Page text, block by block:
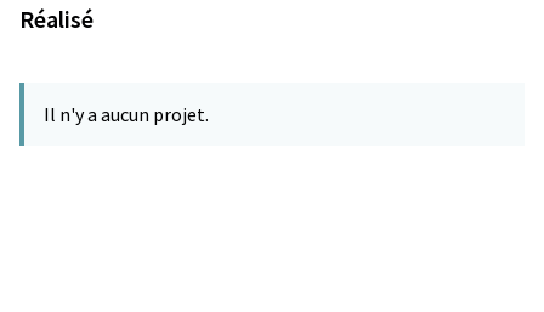
Réalisé
Il n'y a aucun projet.